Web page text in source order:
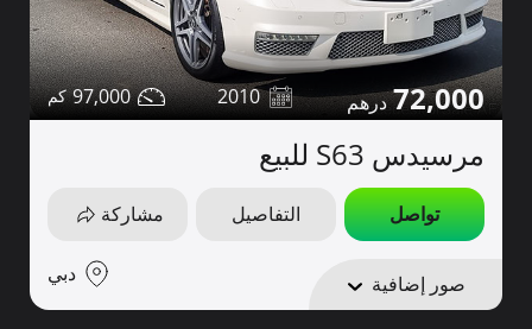
72,000
2010
97,000
مرسيدس S63 للبيع
تواصل التفاصيل مشاركة
صور إضافية دبي